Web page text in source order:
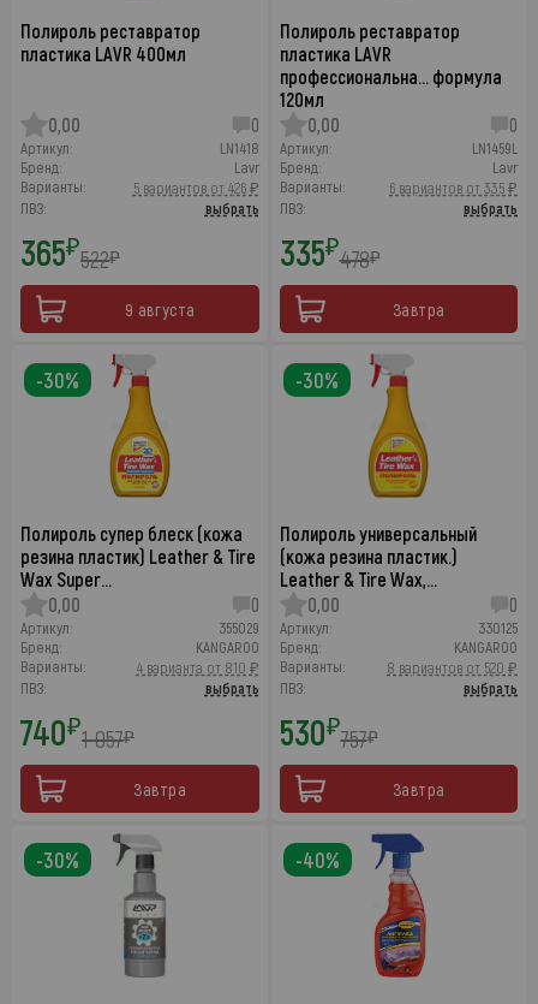
Полироль реставратор
пластика LAVR 400мл
0,00 0
Артикул:
LN1418
Бренд:
Lavr
Варианты:
5 вариантов от 426 ₽
ПВЗ:
выбрать
365₽522₽
9 августа
Полироль реставратор
пластика LAVR
профессиональна… формула
120мл
0,00
0
Артикул:
LN1459L
Бренд:
Lavr
Варианты:
6 вариантов от 335 ₽
ПВЗ:
выбрать
335₽478₽
Завтра
Полироль супер блеск (кожа
резина пластик) Leather & Tire
Wax Super…
0,00
0
Артикул:
355029
Бренд:
KANGAROO
Варианты:
4 варианта от 810 ₽
ПВЗ:
выбрать
740₽1 057₽
Завтра
-30%
Полироль универсальный
(кожа резина пластик.)
Leather & Tire Wax,…
0,00
0
Артикул:
330125
Бренд:
KANGAROO
Варианты:
8 вариантов от 520 ₽
ПВЗ:
выбрать
530₽757₽
Завтра
-30%
-30% -40%